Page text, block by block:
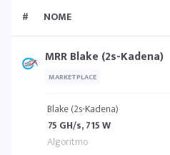
# NOME
MRR Blake (2s-Kadena)
MARKETPLACE
Blake (2s-Kadena)
75 GH/s, 715 W